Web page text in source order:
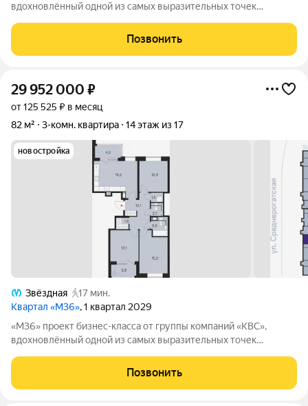
вдохновлённый одной из самых выразительных точек
Возничего. В астрономии этот объект символизирует порядок,
точность и уверенность в движении. В
Позвонить
29 952 000 ₽
от 125 525 ₽ в месяц
82 м²
3-комн. квартира 14 этаж из 17
новостройка
Звёздная
17 мин.
Квартал «М36», 1 квартал 2029
«М36» проект бизнес-класса от группы компаний «КВС»,
вдохновлённый одной из самых выразительных точек
Возничего. В астрономии этот объект символизирует порядок,
точность и уверенность в движении. В
Позвонить